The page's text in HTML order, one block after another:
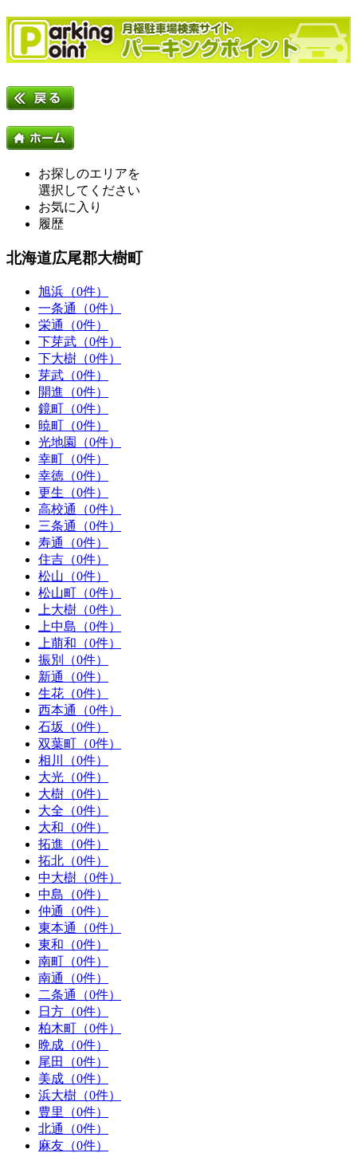
お探しのエリアを
選択してください
お気に入り
履歴
北海道広尾郡大樹町
旭浜（0件）
一条通（0件）
栄通（0件）
下芽武（0件）
下大樹（0件）
芽武（0件）
開進（0件）
鏡町（0件）
暁町（0件）
光地園（0件）
幸町（0件）
幸徳（0件）
更生（0件）
高校通（0件）
三条通（0件）
寿通（0件）
住吉（0件）
松山（0件）
松山町（0件）
上大樹（0件）
上中島（0件）
上萠和（0件）
振別（0件）
新通（0件）
生花（0件）
西本通（0件）
石坂（0件）
双葉町（0件）
相川（0件）
大光（0件）
大樹（0件）
大全（0件）
大和（0件）
拓進（0件）
拓北（0件）
中大樹（0件）
中島（0件）
仲通（0件）
東本通（0件）
東和（0件）
南町（0件）
南通（0件）
二条通（0件）
日方（0件）
柏木町（0件）
晩成（0件）
尾田（0件）
美成（0件）
浜大樹（0件）
豊里（0件）
北通（0件）
麻友（0件）